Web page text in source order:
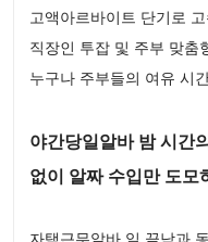
고액아르바이트 단기로
직장인 투잡 및 주부 맞춤
누구나 주부들의 여유 시
야간당일알바 밤 시간
없이 알짜 수입만 도